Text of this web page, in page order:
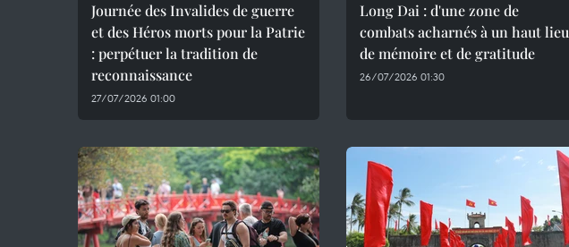
Journée des Invalides de guerre
et des Héros morts pour la Patrie
: perpétuer la tradition de
reconnaissance
27/07/2026 01:00
Long Dai : d'une zone de
combats acharnés à un haut lieu
de mémoire et de gratitude
26/07/2026 01:30